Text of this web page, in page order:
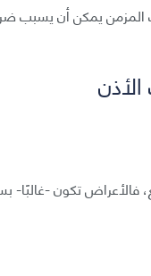
المزمن يمكن أن يسبب
فالأعراض تكون -غالبًا-